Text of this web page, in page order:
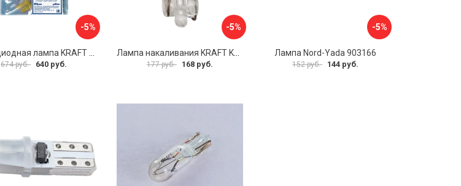
-5%
674 руб. 640 руб.
-5%
177 руб. 168 руб.
-5%
Лампа Nord-Yada 903166
152 руб. 144 руб.